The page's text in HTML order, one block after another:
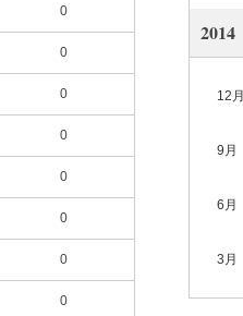
0
0
0
0
0
0
0
0
2014
12月
9月
6月
3月